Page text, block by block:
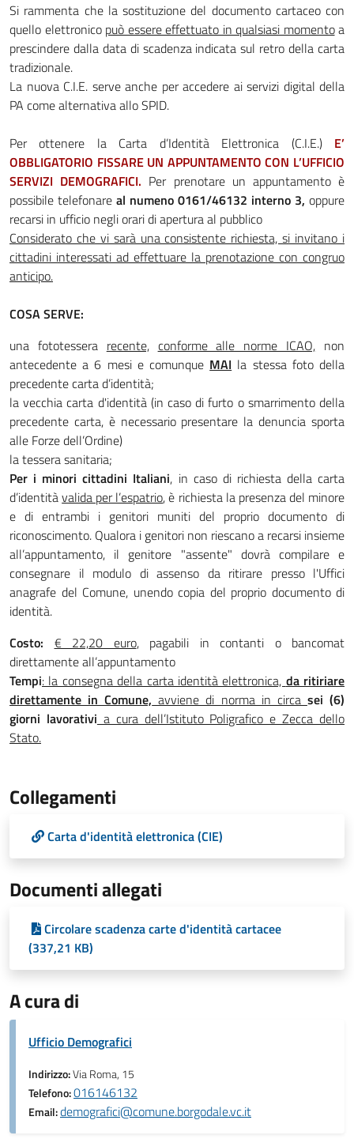
Si rammenta che la sostituzione del documento cartaceo con
quello elettronico può essere effettuato in qualsiasi momentoa
prescindere dalla data di scadenza indicata sul retro della carta
tradizionale.
La nuova C.I.E. serve anche per accedere ai servizi digital della
PA come alternativa allo SPID.
Per ottenere la Carta d’Identità Elettronica (C.I.E.) E’
OBBLIGATORIO FISSARE UN APPUNTAMENTO CON L’UFFICIO
SERVIZI DEMOGRAFICI. Per prenotare un appuntamento è
possibile telefonare al numeno 0161/46132 interno 3, oppure
recarsi in ufficio negli orari di apertura al pubblico
Considerato che vi sarà una consistente richiesta, si invitano i
cittadini interessati ad effettuare la prenotazione con congruo
anticipo.
COSA SERVE:
una fototessera recente, conforme alle norme ICAO, non
antecedente a 6 mesi e comunque MAI la stessa foto della
precedente carta d’identità;
la vecchia carta d'identità (in caso di furto o smarrimento della
precedente carta, è necessario presentare la denuncia sporta
alle Forze dell’Ordine)
la tessera sanitaria;
Per i minori cittadini Italiani, in caso di richiesta della carta
d’identitàvalida per l’espatrio, è richiesta la presenza del minore
e di entrambi i genitori muniti del proprio documento di
riconoscimento. Qualora i genitori non riescano a recarsi insieme
all’appuntamento, il genitore "assente" dovrà compilare e
consegnare il modulo di assenso da ritirare presso l'Uffici
anagrafe del Comune, unendo copia del proprio documento di
identità.
Costo:
€ 22,20 euro, pagabili in contanti o bancomat
direttamente all’appuntamento
Tempi: la consegna della carta identità elettronica, da ritiriare
direttamente in Comune, avviene di norma in circa sei (6)
giorni lavorativi a cura dell’Istituto Poligrafico e Zecca dello
Stato.
Collegamenti
Carta d'identità elettronica (CIE)
Documenti allegati
Circolare scadenza carte d'identità cartacee
(337,21 KB)
A cura di
Ufficio Demografici
Indirizzo:Via Roma, 15
Telefono:016146132
Email:demografici@comune.borgodale.vc.it